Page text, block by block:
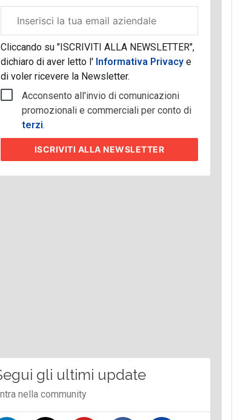
aziendale
Cliccando su "ISCRIVITI ALLA NEWSLETTER",
dichiaro di aver letto l'Informativa Privacy e
di voler ricevere la Newsletter.
Acconsento all'invio di comunicazioni
promozionali e commerciali per conto di
terzi.
ISCRIVITI ALLA NEWSLETTER
gli ultimi update
nella community